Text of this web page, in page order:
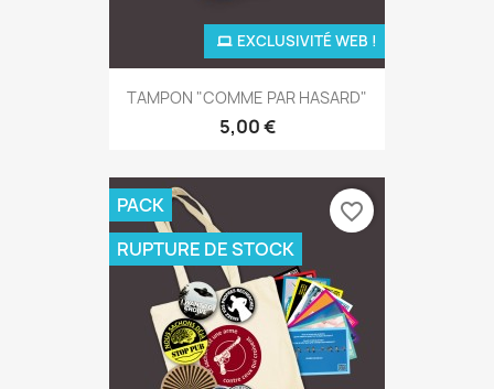
TAMPON "COMME PAR HASARD"
5,00 €
EXCLUSIVITÉ WEB !
PACK
RUPTURE DE STOCK
favorite_border